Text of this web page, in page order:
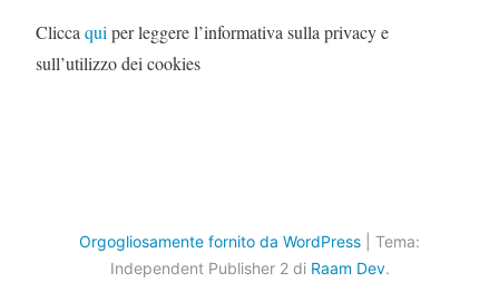
Clicca qui per leggere l’informativa sulla privacy e
sull’utilizzo dei cookies
Orgogliosamente fornito da WordPress
Tema:
Independent Publisher 2 di Raam Dev.